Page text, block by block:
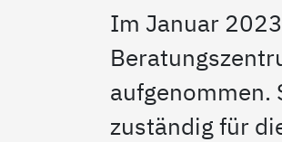
Im Januar
aufgenommen.
zuständig für